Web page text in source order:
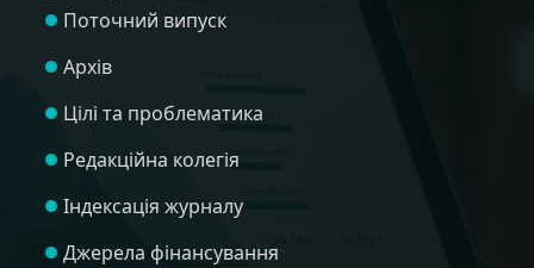
Поточний випуск
Архів
Цілі та проблематика
Редакційна колегія
Індексація журналу
Джерела фінансування